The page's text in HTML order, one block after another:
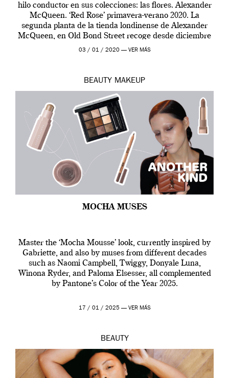
hilo conductor en sus colecciones: las flores. Alexander
McQueen. ‘Red Rose’ primavera-verano 2020. La
segunda planta de la tienda londinense de Alexander
McQueen, en Old Bond Street recoge desde diciembre
de 2019 hasta final de abril […]
03 / 01 / 2020 — VER MÁS
BEAUTY MAKEUP
MOCHA MUSES
Master the ‘Mocha Mousse’ look, currently inspired by
Gabriette, and also by muses from different decades
such as Naomi Campbell, Twiggy, Donyale Luna,
Winona Ryder, and Paloma Elsesser, all complemented
by Pantone’s Color of the Year 2025.
17 / 01 / 2025 — VER MÁS
BEAUTY